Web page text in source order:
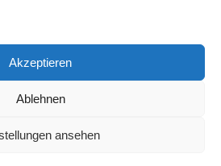
Akzeptieren
Ablehnen
ansehen
Polnisch
Archiv Datenschutzerklärung